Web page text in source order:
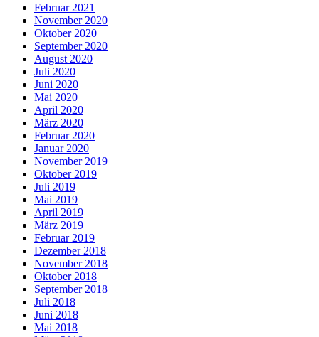
Februar 2021
November 2020
Oktober 2020
September 2020
August 2020
Juli 2020
Juni 2020
Mai 2020
April 2020
März 2020
Februar 2020
Januar 2020
November 2019
Oktober 2019
Juli 2019
Mai 2019
April 2019
März 2019
Februar 2019
Dezember 2018
November 2018
Oktober 2018
September 2018
Juli 2018
Juni 2018
Mai 2018